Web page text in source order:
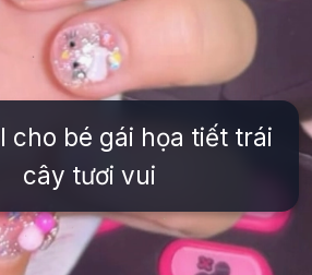
cho bé gái họa tiết trái
cây tươi vui